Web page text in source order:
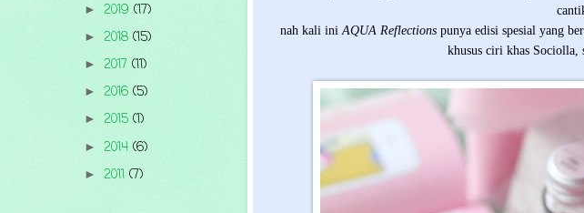
nah kali ini AQUA Reflections punya edisi spesial yang
khusus ciri khas Sociolla,
► 2019 (17)
► 2018 (15)
► 2017 (11)
► 2016 (5)
► 2015 (1)
► 2014 (6)
► 2011 (7)